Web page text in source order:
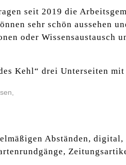
seit 2019 die
sehr schön aussehen
oder Wissensaustausch
Kehl“ drei Unterseiten
Abständen,